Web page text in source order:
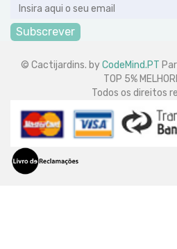
Subscrever
© Cactijardins. byCodeMind.PT
TOP 5%
Todos os direitos